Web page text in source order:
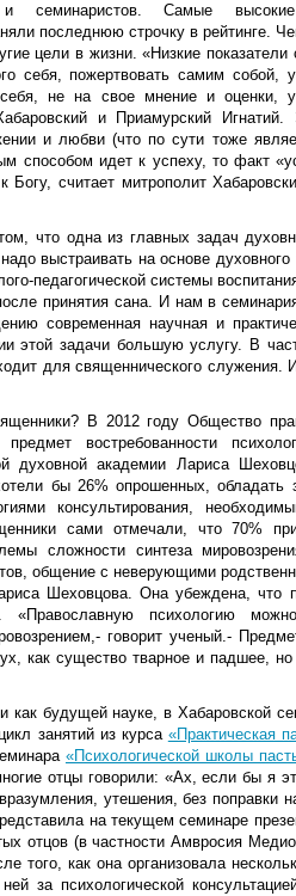
семинаристов. Самые высокие
последнюю строчку в рейтинге.
цели в жизни. «Низкие показатели
себя, пожертвовать самим собой,
не на свое мнение и оценки,
и Приамурский
и любви (что по сути тоже
способом идет к успеху, то факт
считает митрополит
что одна из главных задач
выстраивать на основе
педагогической системы
принятия сана. И нам в
современная научная и
этой задачи большую услугу. В
для священнического служения.
В 2012 году Общество
востребованности
духовной академии Лариса
бы 26% опрошенных, обладать
консультирования,
сами отмечали, что 70%
сложности синтеза
общение с неверующими
Шеховцова. Она убеждена, что
«Православную психологию
говорит ученый.-
как существо тварное и падшее,
будущей науке, в Хабаровской
занятий из курса «Практическая
«Психологической школы
отцы говорили: «Ах, если бы я
утешения, без поправки
на текущем семинаре
отцов (в частности Амвросия
того, как она организовала
за психологической